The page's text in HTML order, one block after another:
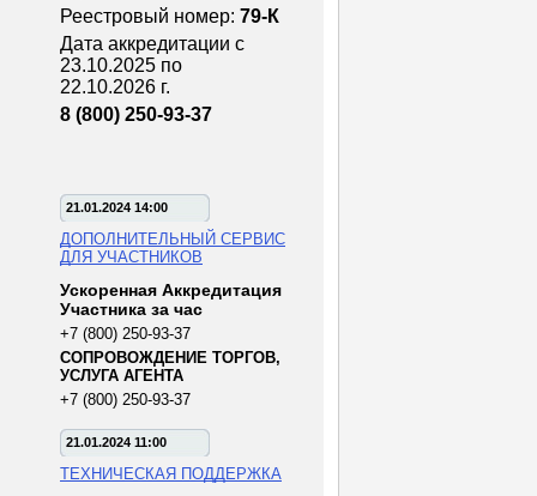
Реестровый номер: 79-К
Дата аккредитации с
23.10.2025 по
22.10.2026 г.
8 (800) 250-93-37
21.01.2024 14:00
ДОПОЛНИТЕЛЬНЫЙ СЕРВИС
ДЛЯ УЧАСТНИКОВ
Ускоренная Аккредитация
Участника за час
+7 (800) 250-93-37
СОПРОВОЖДЕНИЕ ТОРГОВ,
УСЛУГА АГЕНТА
+7 (800) 250-93-37
21.01.2024 11:00
ТЕХНИЧЕСКАЯ ПОДДЕРЖКА